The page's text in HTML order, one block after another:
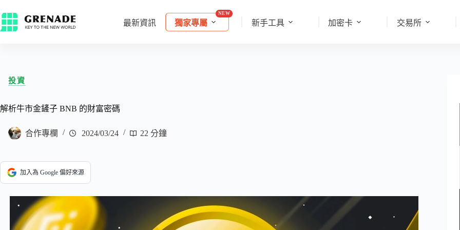
最新資訊 獨家專屬 新手工具 加密卡 交易所
投資
解析牛市金鏟子 BNB 的財富密碼
合作專欄 2024/03/24 22 分鐘
加入為 Google 偏好來源